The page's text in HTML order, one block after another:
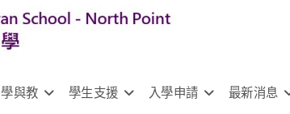
學與教 學生支援 入學申請 最新消息